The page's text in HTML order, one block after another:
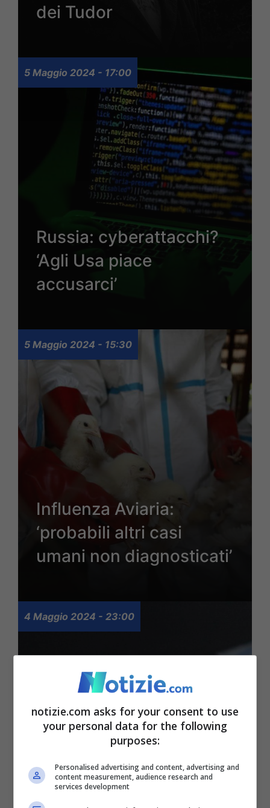
dei Tudor
5 Maggio 2024 - 17:00
Russia: cyberattacchi?
‘Agli Usa piace
accusarci’
5 Maggio 2024 - 15:30
Influenza Aviaria:
‘probabili altri casi
umani non diagnosticati’
4 Maggio 2024 - 23:00
Fentanyl, l’esperto non
notizie.com asks for your consent to use
your personal data for the following
purposes:
Personalised advertising and content, advertising and
content measurement, audience research and
services development